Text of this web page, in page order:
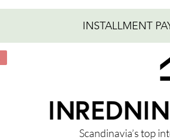
INSTALLMENT
Scandinavia’s top